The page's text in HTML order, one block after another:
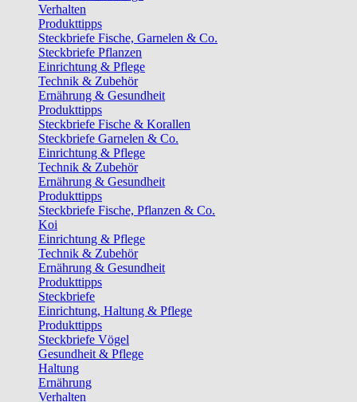
Verhalten
Produkttipps
Steckbriefe Fische, Garnelen & Co.
Steckbriefe Pflanzen
Einrichtung & Pflege
Technik & Zubehör
Ernährung & Gesundheit
Produkttipps
Steckbriefe Fische & Korallen
Steckbriefe Garnelen & Co.
Einrichtung & Pflege
Technik & Zubehör
Ernährung & Gesundheit
Produkttipps
Steckbriefe Fische, Pflanzen & Co.
Koi
Einrichtung & Pflege
Technik & Zubehör
Ernährung & Gesundheit
Produkttipps
Steckbriefe
Einrichtung, Haltung & Pflege
Produkttipps
Steckbriefe Vögel
Gesundheit & Pflege
Haltung
Ernährung
Verhalten